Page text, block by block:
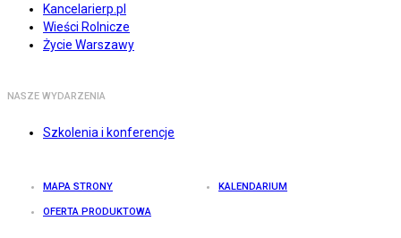
Kancelarierp.pl
Wieści Rolnicze
Życie Warszawy
NASZE WYDARZENIA
Szkolenia i konferencje
MAPA STRONY KALENDARIUM
OFERTA PRODUKTOWA